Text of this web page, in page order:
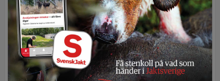
Bernts betraktelser: En